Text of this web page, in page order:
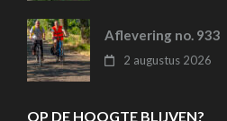
Aflevering no. 933
2 augustus 2026
OP DE HOOGTE BLIJVEN?